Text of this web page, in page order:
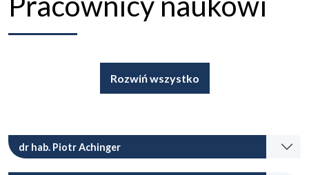
Rozwiń wszystko
dr hab. Piotr Achinger